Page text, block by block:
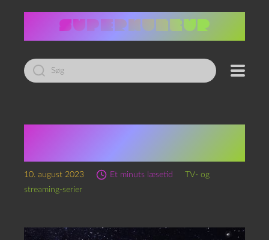
Led
efter:
10. august 2023 Et minuts læsetid
TV- og
streaming-serier